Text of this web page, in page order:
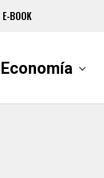
E-BOOK
Economía